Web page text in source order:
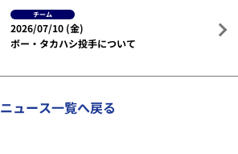
チーム
2026/07/10 (金)
ボー・タカハシ投手について
ニュース一覧へ戻る